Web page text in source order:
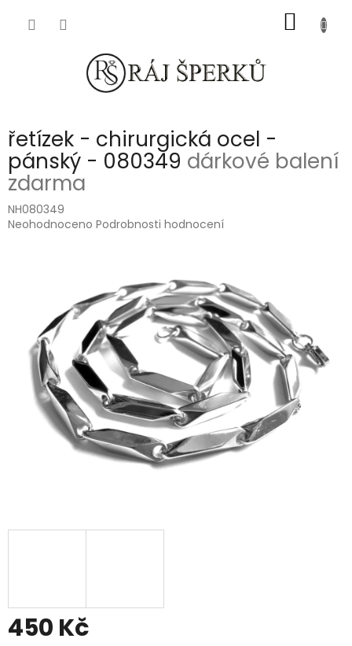
KOŠÍK
řetízek - chirurgická ocel -
pánský - 080349 dárkové balení
zdarma
NH080349
Průměrné
hvězdiček.
Neohodnoceno Podrobnosti hodnocení
450 Kč